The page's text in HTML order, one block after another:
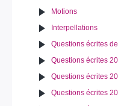
Motions
Interpellations
Questions écrites
Questions écrites
Questions écrites
Questions écrites